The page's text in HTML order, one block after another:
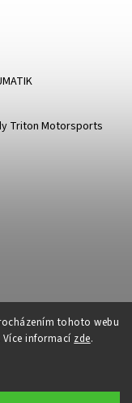
tohoto webu
informací zde.
Triton Motorsports